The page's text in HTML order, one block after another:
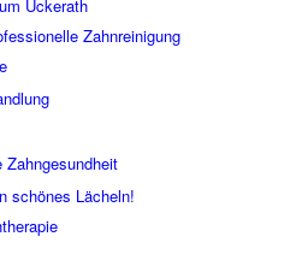
Uckerath
Zahnreinigung
Zahngesundheit
schönes Lächeln!